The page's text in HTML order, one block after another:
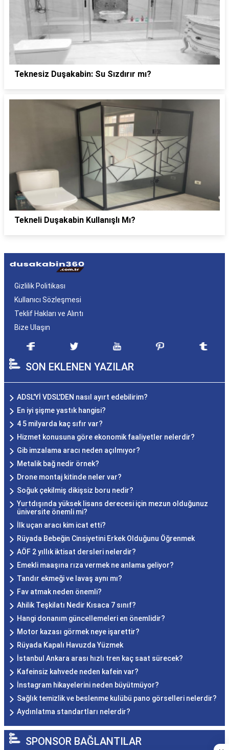
Teknesiz Duşakabin: Su Sızdırır mı?
Tekneli Duşakabin Kullanışlı Mı?
Gizlilik Politikası
Kullanıcı Sözleşmesi
Teklif Hakları ve Alıntı
Bize Ulaşın
SON EKLENEN YAZILAR
ADSL'Yİ VDSL'DEN nasıl ayırt edebilirim?
En iyi şişme yastık hangisi?
4 5 milyarda kaç sıfır var?
Hizmet konusuna göre ekonomik faaliyetler nelerdir?
Gib imzalama aracı neden açılmıyor?
Metalik bağ nedir örnek?
Drone montaj kitinde neler var?
Soğuk çekilmiş dikişsiz boru nedir?
Yurtdışında yüksek lisans derecesi için mezun olduğunuz
üniversite önemli mi?
İlk uçan aracı kim icat etti?
Rüyada Bebeğin Cinsiyetini Erkek Olduğunu Öğrenmek
AÖF 2 yıllık iktisat dersleri nelerdir?
Emekli maaşına rıza vermek ne anlama geliyor?
Tandır ekmeği ve lavaş aynı mı?
Fav atmak neden önemli?
Ahilik Teşkilatı Nedir Kısaca 7 sınıf?
Hangi donanım güncellemeleri en önemlidir?
Motor kazası görmek neye işarettir?
Rüyada Kapalı Havuzda Yüzmek
İstanbul Ankara arası hızlı tren kaç saat sürecek?
Kafeinsiz kahvede neden kafein var?
İnstagram hikayelerini neden büyütmüyor?
Sağlık temizlik ve beslenme kulübü pano görselleri nelerdir?
Aydınlatma standartları nelerdir?
SPONSOR BAĞLANTILAR